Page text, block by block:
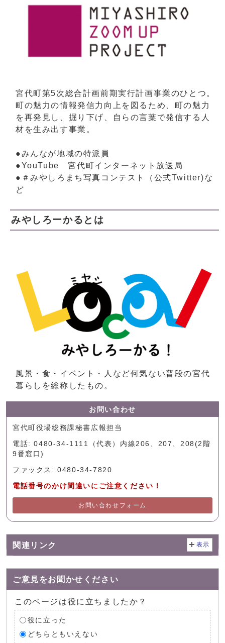
宮代町第5次総合計画前期実行計画事業のひとつ。
町の魅力の情報発信力向上を図るため、町の魅力
を再発見し、掘り下げ、自らの言葉で発信する人
材を生み出す事業。
●みんなが地域の特派員
●YouTube 宮代町インターネット放送局
●＃みやしろまち写真コンテスト（公式Twitter)な
ど
みやしろーかるとは
風景・食・イベント・人など何気ない普段の宮代
暮らしを総称したもの。
お問い合わせ
宮代町役場総務課秘書広報担当
電話: 0480-34-1111（代表）内線206、207、208(2階
9番窓口)
ファックス: 0480-34-7820
電話番号のかけ間違いにご注意ください！
お問い合わせフォーム
関連リンク 表示
ご意見をお聞かせください
このページは役に立ちましたか？
役に立った
どちらともいえない